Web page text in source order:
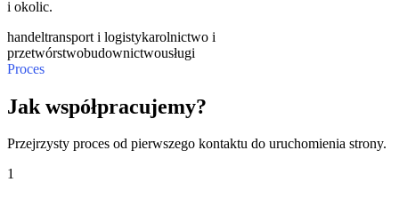
i okolic.
handeltransport i logistykarolnictwo i
przetwórstwobudownictwousługi
Proces
Jak współpracujemy?
Przejrzysty proces od pierwszego kontaktu do uruchomienia strony.
1